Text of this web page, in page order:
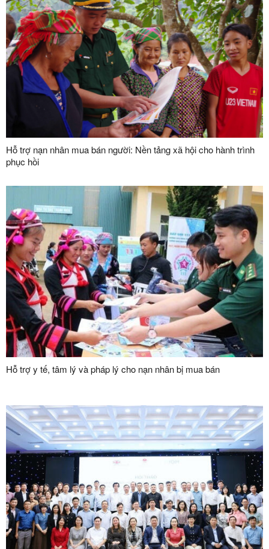
Hỗ trợ nạn nhân mua bán người: Nền tảng xã hội cho hành trình
phục hồi
Hỗ trợ y tế, tâm lý và pháp lý cho nạn nhân bị mua bán